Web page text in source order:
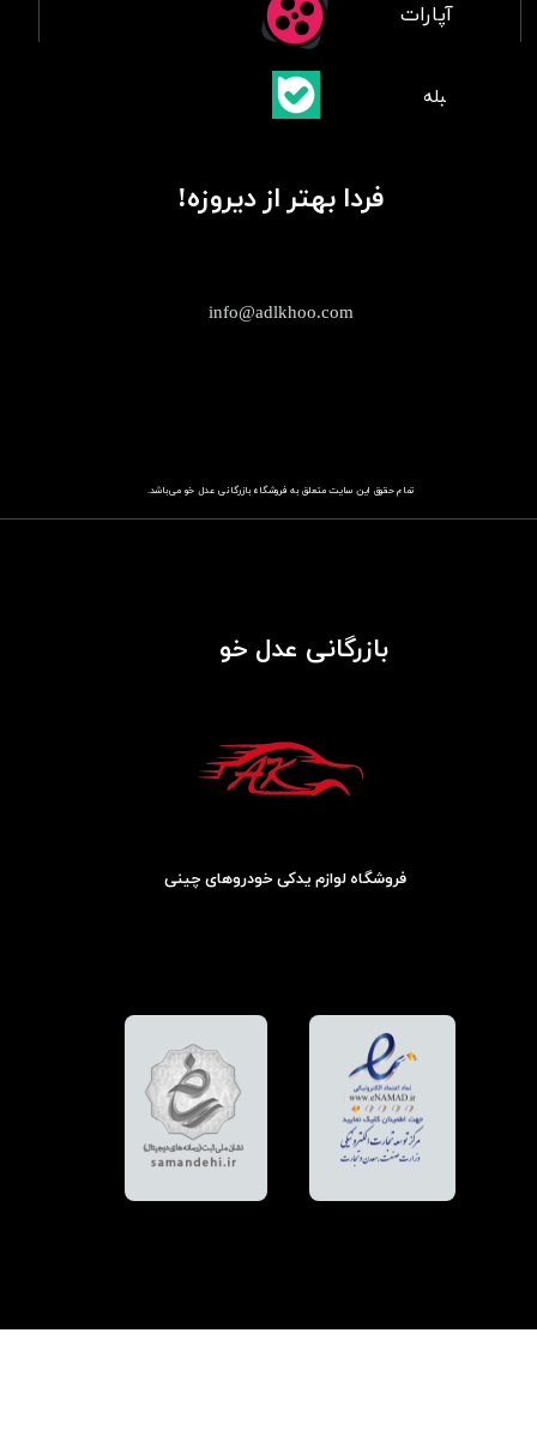
تمام حقوق این سایت متعلق به فروشگاهباز​​​​​​​رگانی عدل خو می‌باشد.
info@adlkhoo.com
بازرگانی عدل خو
فردا بهتر از دیروزه!
فروشگاه لوازم یدکی خودروهای چینی
آپارات
​بلبله​​​​​​​بله